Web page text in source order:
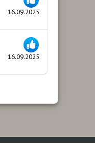
16.09.2025
16.09.2025